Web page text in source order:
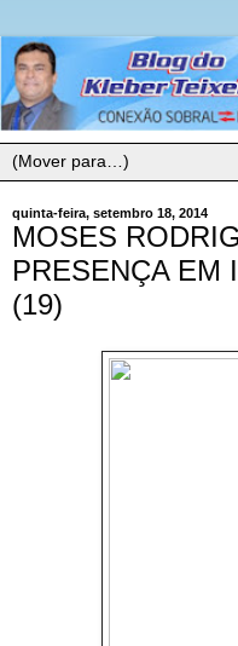
quinta-feira, setembro 18, 2014
MOSES
PRESENÇA EM
(19)